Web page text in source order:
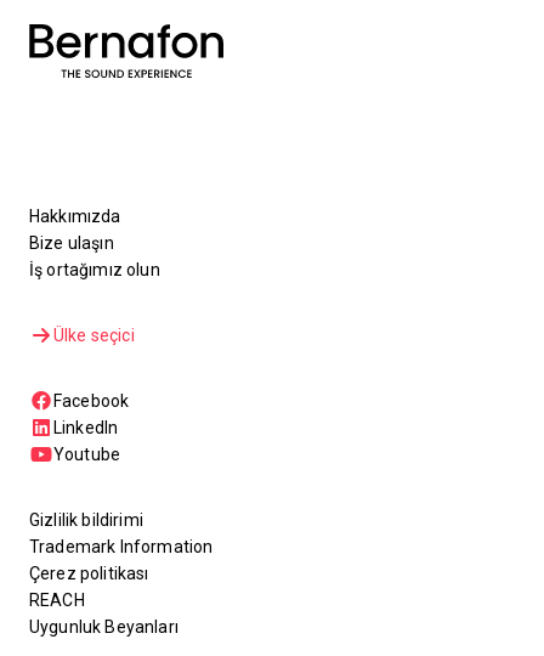
Hakkımızda
Bize ulaşın
İş ortağımız olun
Gizlilik bildirimi
Trademark Information
Çerez politikası
REACH
Uygunluk Beyanları
Ülke seçici
Facebook
LinkedIn
Youtube